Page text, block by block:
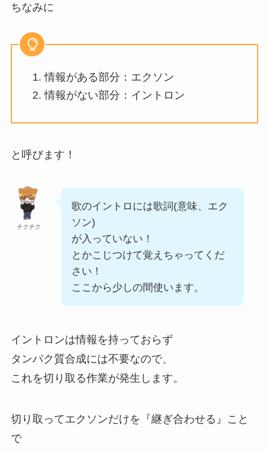
ちなみに
情報がある部分：エクソン
情報がない部分：イントロン
と呼びます！
チクチク
歌のイントロには歌詞(意味、エク
ソン)
が入っていない！
とかこじつけて覚えちゃってくだ
さい！
ここから少しの間使います。
イントロンは情報を持っておらず
タンパク質合成には不要なので、
これを切り取る作業が発生します。
切り取ってエクソンだけを『継ぎ合わせる』こと
で